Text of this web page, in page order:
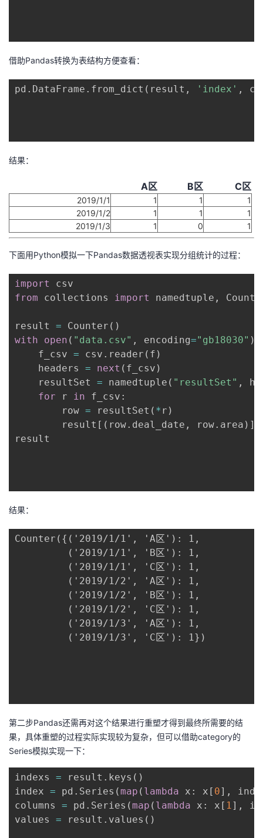
借助Pandas转换为表结构方便查看：
pd . DataFrame . from_dict ( result , 'index' ,
结果：
A区 B区 C区
2019/1/1 1 1
1
2019/1/2
1 1
1
2019/1/3
1 0 1
下面用Python模拟一下Pandas数据透视表实现分组统计的过程：
import
from collections import namedtuple ,
result = Counter ( )
with
open ( "data.csv" , encoding="gb18030" )
    f_csv
= csv . reader ( f )
    headers
= next ( f_csv )
    resultSet
= namedtuple ( "resultSet" ,
for r in f_csv :
        row
= resultSet ( * r )
        result
[ ( row. deal_date , row. area ) ]
result
结果：
Counter({('2019/1/1', 'A区'): 1,
         ('2019/1/1', 'B区'): 1,
         ('2019/1/1', 'C区'): 1,
         ('2019/1/2', 'A区'): 1,
         ('2019/1/2', 'B区'): 1,
         ('2019/1/2', 'C区'): 1,
         ('2019/1/3', 'A区'): 1,
         ('2019/1/3', 'C区'): 1})
第二步Pandas还需再对这个结果进行重塑才得到最终所需要的结
果，具体重塑的过程实际实现较为复杂，但可以借助category的
Series模拟实现一下：
indexs = result . keys ( )
index = pd . Series ( map ( lambda x : x [ 0] ,
columns = pd . Series ( map ( lambda x : x [ 1] ,
values = result . values ( )